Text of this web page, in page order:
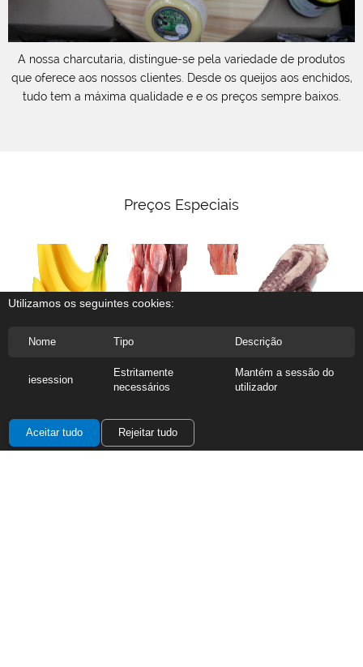
A nossa charcutaria, distingue-se pela variedade de produtos
que oferece aos nossos clientes. Desde os queijos aos enchidos,
tudo tem a máxima qualidade e e os preços sempre baixos.
Preços Especiais
Banana Estrangeira Tentáculos de Pota
Dolce Gusto
Utilizamos os seguintes cookies:
Nome Tipo Descrição
iesession
Estritamente
necessários
Mantém a sessão do
utilizador
Aceitar tudo Rejeitar tudo